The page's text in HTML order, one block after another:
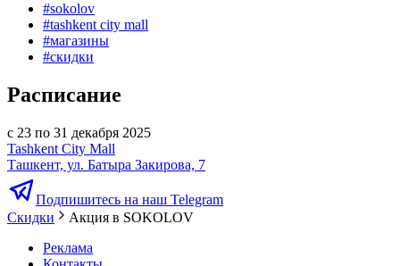
#sokolov
#tashkent city mall
#магазины
#скидки
Расписание
с 23 по 31 декабря 2025
Tashkent City Mall
Ташкент, ул. Батыра Закирова, 7
Подпишитесь на наш Telegram
Скидки
Акция в SOKOLOV
Реклама